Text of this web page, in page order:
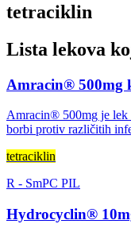
tetraciklin
Lista lekova
Amracin® 500mg
Amracin® 500mg je lek
borbi protiv različitih
tetraciklin
R - SmPC PIL
Hydrocyclin®